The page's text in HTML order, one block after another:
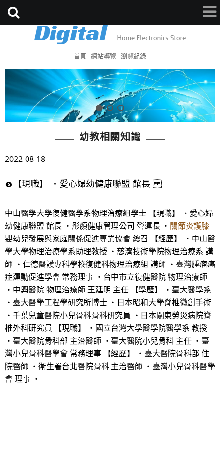
首頁 網站導覽 瀏覽紀錄
幼教相關知識
2022-08-18
【現職】 ・愛心婦幼健康聯盟 館長
中山醫學大學復健醫學系物理治療組學士 【現職】 ・愛心婦
幼健康聯盟 館長 ・彤顏健康管理公司 營運長 ・ 關節炎護膝
嬰幼兒發展與家庭關係促進專業協會 總召 【經歷】 ・中山醫
學大學物理治療學系助理教授 ・慈濟技術學院物理治療系 講
師 ・仁德醫護專科學校復健科物理治療組 講師 ・臺灣腫瘤癌
症運動促進學會 常務理事 ・台中市立復健醫院 物理治療師
・中興醫院 物理治療師 王廷明 主任 【學歷】 ・臺大醫學系
・臺大醫學工程學研究所博士 ・日本昭和大學脊椎微創手術
・千葉兒童醫院小兒骨科骨科研究員 ・日本關東勞災病院脊
椎外科研究員 【現職】 ・國立台灣大學醫學院醫學系 教授
・臺大醫院骨科部 主治醫師 ・臺大醫院小兒骨科 主任 ・臺
灣小兒骨科醫學會 常務理事 【經歷】 ・臺大醫院骨科部 住
院醫師 ・衛生署台北醫院骨科 主治醫師 ・臺灣小兒骨科醫學
會 理事 ・